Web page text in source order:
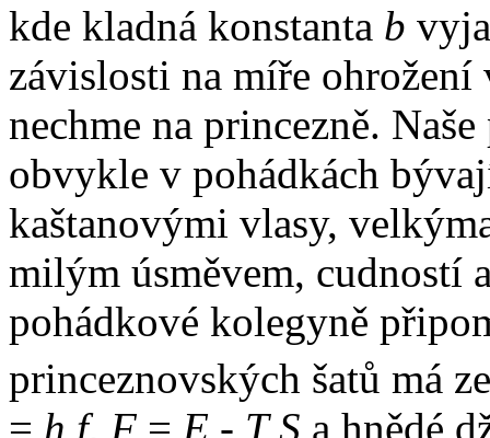
kde kladná konstanta b
závislosti na míře
nechme na princezně.
obvykle v pohádkách
kaštanovými vlasy,
milým úsměvem, cudností
pohádkové kolegyně
princeznovských šatů má
= h f, F = E - T S a hnědé